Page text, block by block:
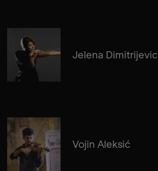
Jelena Dimitrijevic
Vojin Aleksić